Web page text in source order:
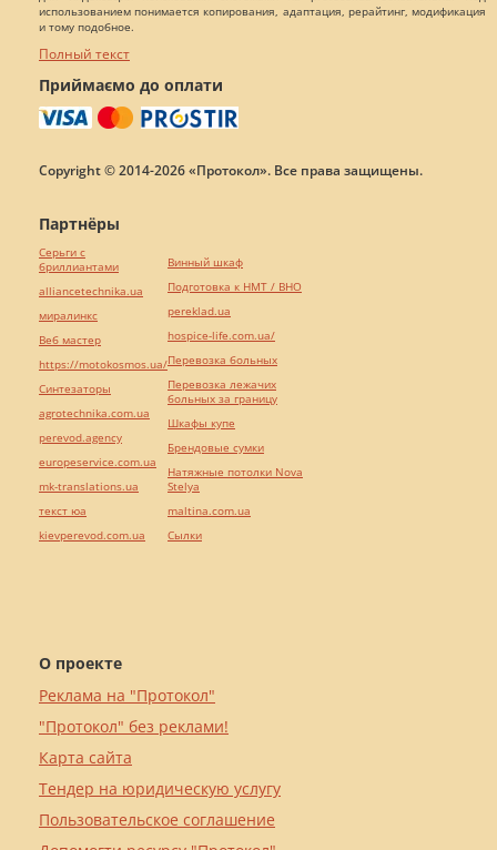
использованием понимается копирования, адаптация, рерайтинг, модификация
и тому подобное.
Полный текст
Приймаємо до оплати
Copyright © 2014-2026 «Протокол». Все права защищены.
О проекте
Реклама на "Протокол"
"Протокол" без реклами!
Карта сайта
Тендер на юридическую услугу
Пользовательское соглашение
Партнёры
Серьги с
бриллиантами
alliancetechnika.ua
миралинкс
Веб мастер
https://motokosmos.ua/
Синтезаторы
agrotechnika.com.ua
perevod.agency
europeservice.com.ua
mk-translations.ua
текст юа
kievperevod.com.ua
Винный шкаф
Подготовка к НМТ / ВНО
pereklad.ua
hospice-life.com.ua/
Перевозка больных
Перевозка лежачих
больных за границу
Шкафы купе
Брендовые сумки
Натяжные потолки Nova
Stelya
maltina.com.ua
Cылки